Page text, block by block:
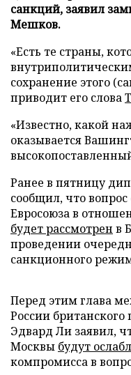
санкций, заявил
Мешков.
«Есть те страны,
сохранение этого
приводит его слова
«Известно, какой
оказывается
Ранее в пятницу
сообщил, что
Евросоюза в
будет рассмотрен в
проведении
санкционного
Перед этим глава
России британского
Эдвард Ли заявил,
Москвы будут
компромисса в